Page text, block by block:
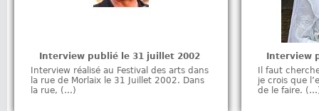
Interview publié le 31 juillet 2002
Interview réalisé au Festival des arts dans
la rue de Morlaix le 31 Juillet 2002. Dans
la rue, (…)
Interview
Il faut
je crois que
de le faire.